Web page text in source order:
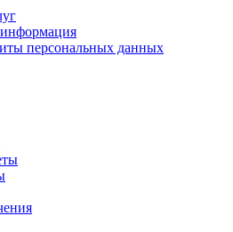
персональных данных